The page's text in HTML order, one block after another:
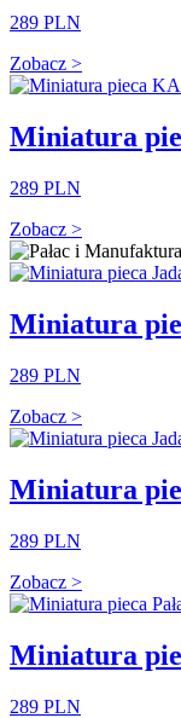
289 PLN
Zobacz >
Miniatura
289 PLN
Zobacz >
Miniatura
289 PLN
Zobacz >
Miniatura
289 PLN
Zobacz >
Miniatura
289 PLN